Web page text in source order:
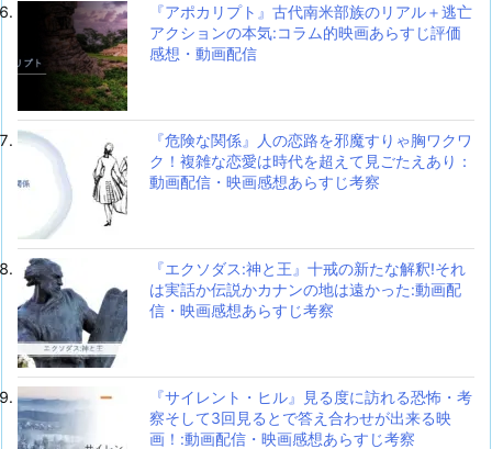
『アポカリプト』古代南米部族のリアル＋逃亡
アクションの本気:コラム的映画あらすじ評価
感想・動画配信
『危険な関係』人の恋路を邪魔すりゃ胸ワクワ
ク！複雑な恋愛は時代を超えて見ごたえあり：
動画配信・映画感想あらすじ考察
『エクソダス:神と王』十戒の新たな解釈!それ
は実話か伝説かカナンの地は遠かった:動画配
信・映画感想あらすじ考察
『サイレント・ヒル』見る度に訪れる恐怖・考
察そして3回見るとで答え合わせが出来る映
画！:動画配信・映画感想あらすじ考察